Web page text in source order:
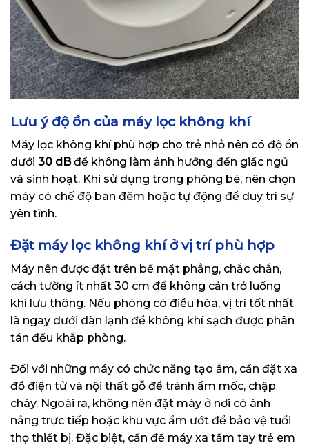
Lưu ý độ ồn của máy lọc không khí
Máy lọc không khí phù hợp cho trẻ nhỏ nên có độ ồn
dưới 30 dBđể không làm ảnh hưởng đến giấc ngủ
và sinh hoạt. Khi sử dụng trong phòng bé, nên chọn
máy có chế độ ban đêm hoặc tự động để duy trì sự
yên tĩnh.
Đặt máy lọc không khí ở vị trí phù hợp
Máy nên được đặt trên bề mặt phẳng, chắc chắn,
cách tường ít nhất 30 cm để không cản trở luồng
khí lưu thông. Nếu phòng có điều hòa, vị trí tốt nhất
là ngay dưới dàn lạnh để không khí sạch được phân
tán đều khắp phòng.
Đối với những máy có chức năng tạo ẩm, cần đặt xa
đồ điện tử và nội thất gỗ để tránh ẩm mốc, chập
cháy. Ngoài ra, không nên đặt máy ở nơi có ánh
nắng trực tiếp hoặc khu vực ẩm ướt để bảo vệ tuổi
thọ thiết bị. Đặc biệt, cần để máy xa tầm tay trẻ em